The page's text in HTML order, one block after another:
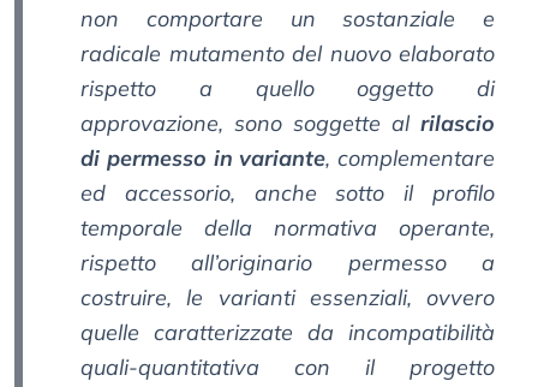
non comportare un sostanziale e
radicale mutamento del nuovo elaborato
rispetto a quello oggetto di
approvazione, sono soggette al rilascio
di permesso in variante, complementare
ed accessorio, anche sotto il profilo
temporale della normativa operante,
rispetto all’originario permesso a
costruire, le varianti essenziali, ovvero
quelle caratterizzate da incompatibilità
quali-quantitativa con il progetto